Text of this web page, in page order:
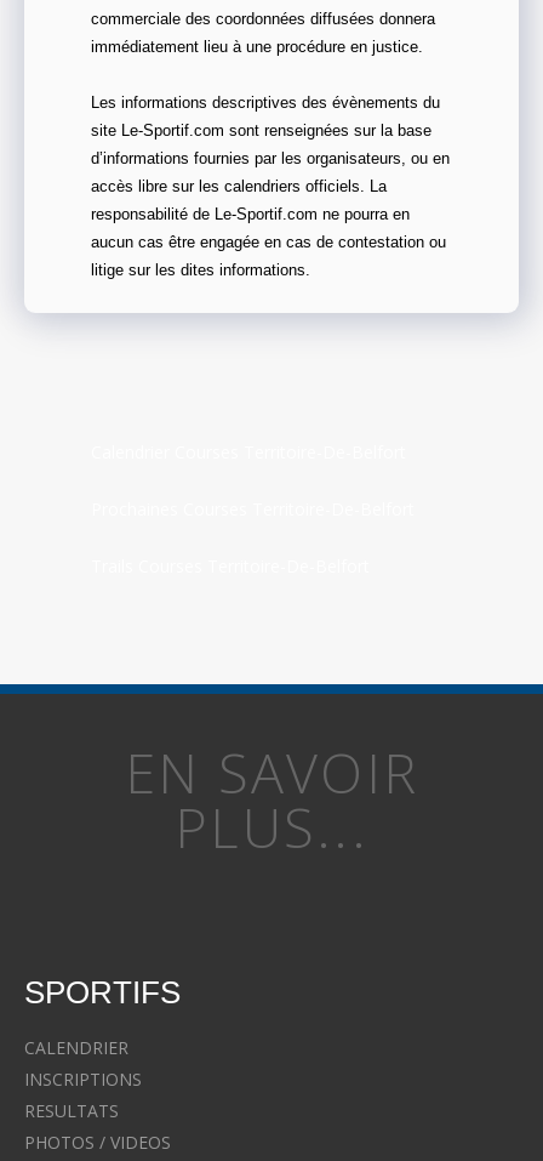
commerciale des coordonnées diffusées donnera
immédiatement lieu à une procédure en justice.
Les informations descriptives des évènements du
site Le-Sportif.com sont renseignées sur la base
d’informations fournies par les organisateurs, ou en
accès libre sur les calendriers officiels. La
responsabilité de Le-Sportif.com ne pourra en
aucun cas être engagée en cas de contestation ou
litige sur les dites informations.
EN SAVOIR
PLUS...
SPORTIFS
CALENDRIER
INSCRIPTIONS
RESULTATS
PHOTOS / VIDEOS